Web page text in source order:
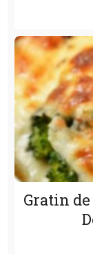
Gratin